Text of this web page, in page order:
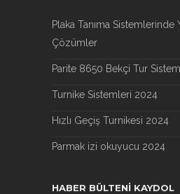
Plaka Tanıma Sistemlerinde
Çözümler
Parite 8650 Bekçi Tur
Turnike Sistemleri 2024
Hızlı Geçiş Turnikesi 2024
Parmak izi okuyucu 2024
HABER BÜLTENI KAYDOL